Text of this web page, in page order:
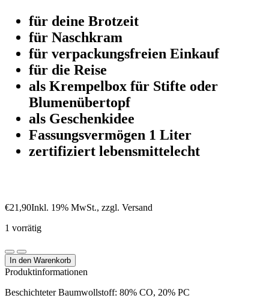
für deine Brotzeit
für Naschkram
für verpackungsfreien Einkauf
für die Reise
als Krempelbox für Stifte oder
Blumenübertopf
als Geschenkidee
Fassungsvermögen 1 Liter
zertifiziert lebensmittelecht
€21,90Inkl. 19% MwSt., zzgl. Versand
1 vorrätig
Snackbag
Motiv
dkl.
In den Warenkorb
Produktinformationen
Beschichteter Baumwollstoff: 80% CO, 20% PC